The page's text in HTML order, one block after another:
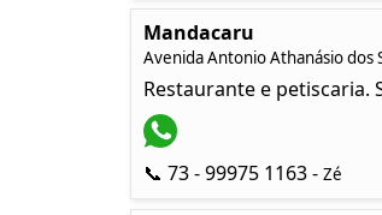
Mandacaru
Avenida Antonio Athanásio dos
Restaurante e
📞 73 - 99975 1163 - Zé